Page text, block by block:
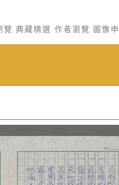
覽 典藏精選 作者瀏覽 圖像